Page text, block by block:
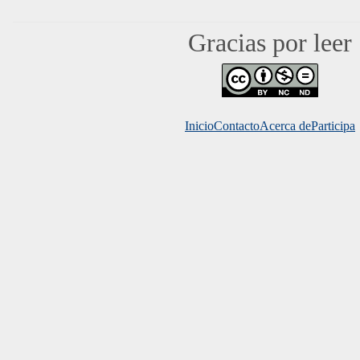
Gracias por leer
InicioContactoAcerca deMundo
Participa